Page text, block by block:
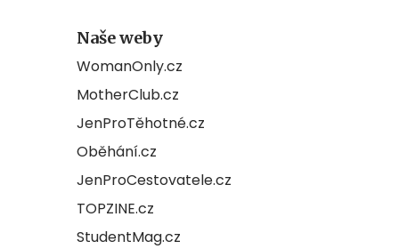
Naše weby
WomanOnly.cz
MotherClub.cz
JenProTěhotné.cz
Oběhání.cz
JenProCestovatele.cz
TOPZINE.cz
StudentMag.cz